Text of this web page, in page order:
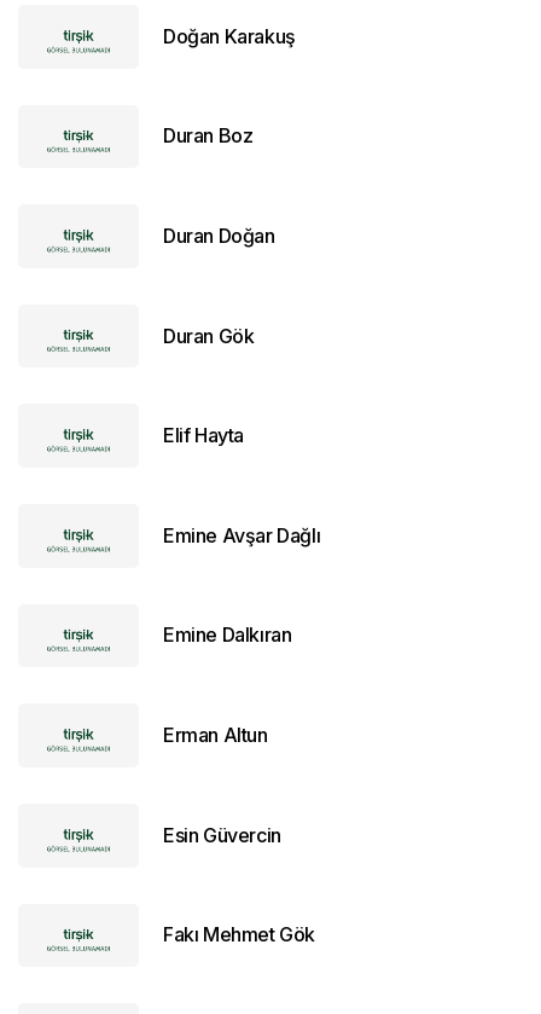
Doğan Karakuş
Duran Boz
Duran Doğan
Duran Gök
Elif Hayta
Emine Avşar Dağlı
Emine Dalkıran
Erman Altun
Esin Güvercin
Fakı Mehmet Gök